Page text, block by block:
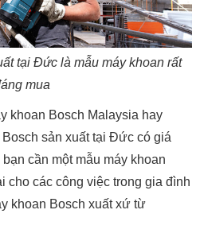
tại Đức là mẫu máy khoan rất
mua
khoan Bosch Malaysia hay
sản xuất tại Đức có giá
cần một mẫu máy khoan
cho các công việc trong gia đình
khoan Bosch xuất xứ từ